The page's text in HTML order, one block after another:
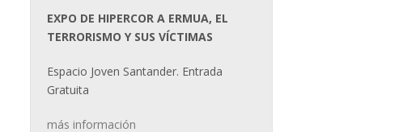
EXPO DE HIPERCOR A ERMUA, EL
TERRORISMO Y SUS VÍCTIMAS
Espacio Joven Santander. Entrada
Gratuita
más información